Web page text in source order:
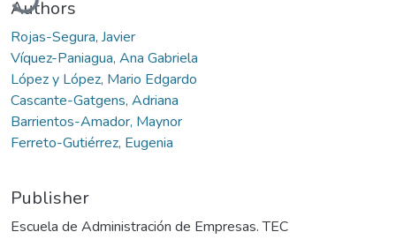
Authors
Rojas-Segura, Javier
Víquez-Paniagua, Ana Gabriela
López y López, Mario Edgardo
Cascante-Gatgens, Adriana
Barrientos-Amador, Maynor
Ferreto-Gutiérrez, Eugenia
Publisher
Escuela de Administración de Empresas. TEC